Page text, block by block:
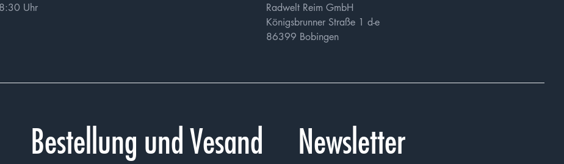
Uhr
Radwelt Reim GmbH
Königsbrunner Straße 1 d-e
86399 Bobingen
Bestellung und Vesand Newsletter